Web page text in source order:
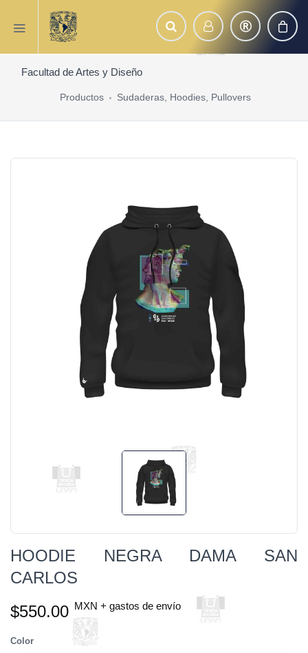
Facultad de Artes y Diseño
Productos Sudaderas, Hoodies, Pullovers
HOODIE NEGRA DAMA SAN
CARLOS
$550.00 MXN + gastos de envío
Color